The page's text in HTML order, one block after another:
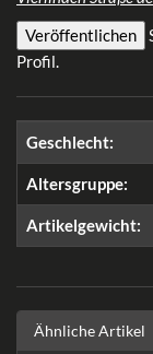
Veröffentlichen
Profil.
Geschlecht:
Altersgruppe:
Artikelgewicht:
Ähnliche Artikel